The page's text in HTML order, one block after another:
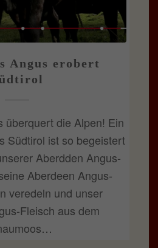
Angus erobert
überquert die Alpen! Ein
Südtirol ist so begeistert
Aberdden Angus-
Aberdeen Angus-
veredeln und unser
Fleisch aus dem